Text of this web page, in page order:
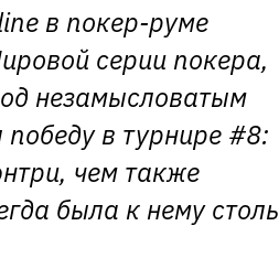
в покер-руме
серии покера,
незамысловатым
в турнире #8:
чем также
была к нему столь